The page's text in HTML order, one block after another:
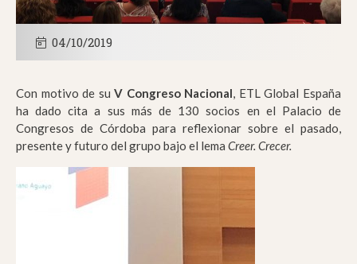
04/10/2019
Con motivo de suV Congreso Nacional, ETL Global España
ha dado cita a sus más de 130 socios en el Palacio de
Congresos de Córdoba para reflexionar sobre el pasado,
presente y futuro del grupo bajo el lema Creer. Crecer.